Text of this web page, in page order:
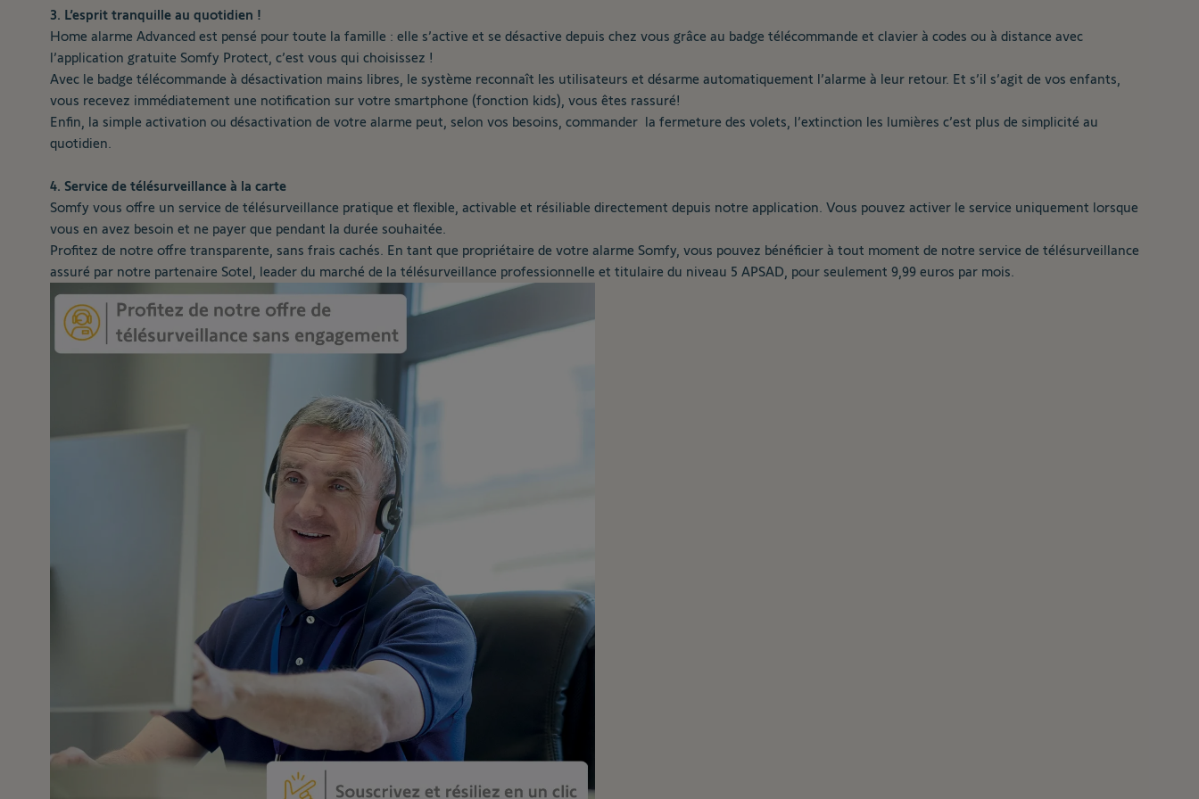
3. L’esprit tranquille au quotidien !
Home alarme Advanced est pensé pour toute la famille : elle s’active et se désactive depuis chez vous grâce au badge télécommande et clavier à codes ou à distance avec
l’application gratuite Somfy Protect, c’est vous qui choisissez !
Avec le badge télécommande à désactivation mains libres, le système reconnaît les utilisateurs et désarme automatiquement l’alarme à leur retour. Et s’il s’agit de vos enfants,
vous recevez immédiatement une notification sur votre smartphone (fonction kids), vous êtes rassuré!
Enfin, la simple activation ou désactivation de votre alarme peut, selon vos besoins, commander la fermeture des volets, l’extinction les lumières c’est plus de simplicité au
quotidien.
4. Service de télésurveillance à la carte
Somfy vous offre un service de télésurveillance pratique et flexible, activable et résiliable directement depuis notre application. Vous pouvez activer le service uniquement lorsque
vous en avez besoin et ne payer que pendant la durée souhaitée.
Profitez de notre offre transparente, sans frais cachés. En tant que propriétaire de votre alarme Somfy, vous pouvez bénéficier à tout moment de notre service de télésurveillance
assuré par notre partenaire Sotel, leader du marché de la télésurveillance professionnelle et titulaire du niveau 5 APSAD, pour seulement 9,99 euros par mois.